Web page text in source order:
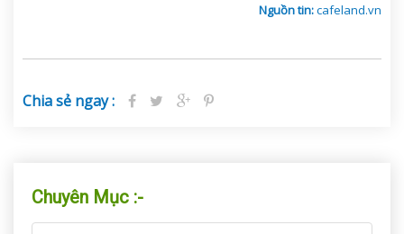
Nguồn tin:cafeland.vn
Chia sẻ ngay :
Chuyên Mục :-